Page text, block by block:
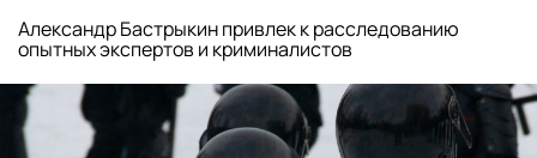
Александр Бастрыкин привлек к расследованию
опытных экспертов и криминалистов